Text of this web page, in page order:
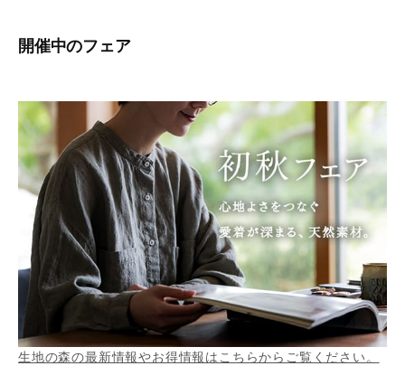
開催中のフェア
生地の森の最新情報やお得情報はこちらからご覧ください。